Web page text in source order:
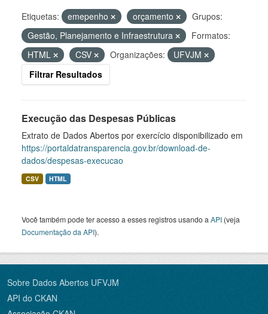
Etiquetas: emepenho orçamento
Grupos:
Gestão, Planejamento e Infraestrutura
Formatos:
HTML
CSV Organizações:
UFVJM
Filtrar Resultados
Execução das Despesas Públicas
Extrato de Dados Abertos por exercício disponibilizado em
https://portaldatransparencia.gov.br/download-de-
dados/despesas-execucao
CSV HTML
Você também pode ter acesso a esses registros usando a API (veja
Documentação da API).
Sobre Dados Abertos UFVJM
API do CKAN